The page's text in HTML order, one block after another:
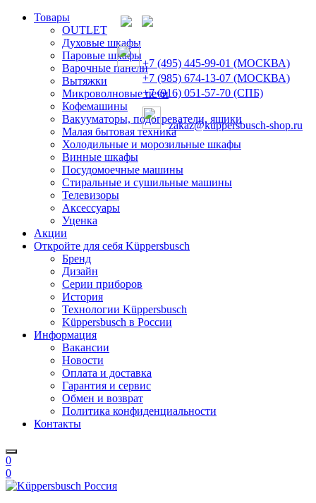
Товары
OUTLET
Духовые шкафы
Паровые шкафы
Варочные панели
Вытяжки
Микроволновые печи
Кофемашины
Вакууматоры, подогреватели, ящики
Малая бытовая техника
Холодильные и морозильные шкафы
Винные шкафы
Посудомоечные машины
Стиральные и сушильные машины
Телевизоры
Аксессуары
Уценка
Акции
Откройте для себя Küppersbusch
Бренд
Дизайн
Серии приборов
История
Технологии Küppersbusch
Küppersbusch в России
Информация
Вакансии
Новости
Оплата и доставка
Гарантия и сервис
Обмен и возврат
Политика конфиденциальности
Контакты
0
0
+7 (495) 445-99-01 (МОСКВА)
+7 (985) 674-13-07 (МОСКВА)
+7 (916) 051-57-70 (СПБ)
zakaz@kuppersbusch-shop.ru